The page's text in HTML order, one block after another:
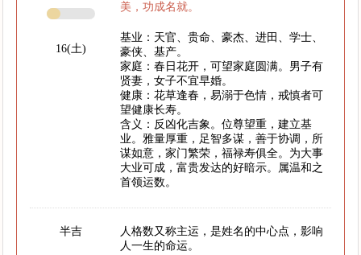
16(土)
美，功成名就。
基业：天官、贵命、豪杰、进田、学士、
豪侠、基产。
家庭：春日花开，可望家庭圆满。男子有
贤妻，女子不宜早婚。
健康：花草逢春，易溺于色情，戒慎者可
望健康长寿。
含义：反凶化吉象。位尊望重，建立基
业。雅量厚重，足智多谋，善于协调，所
谋如意，家门繁荣，福禄寿俱全。为大事
大业可成，富贵发达的好暗示。属温和之
首领运数。
半吉
人格数又称主运，是姓名的中心点，影响
人一生的命运。